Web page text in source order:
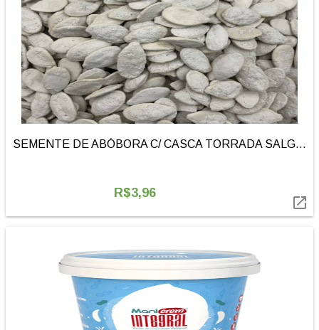
SEMENTE DE ABÓBORA C/ CASCA TORRADA SALGADA | 100g
R$3,96
